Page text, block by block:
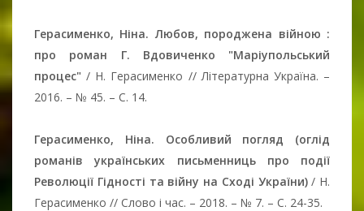
Герасименко, Ніна. Любов, породжена війною :
про роман Г. Вдовиченко "Маріупольський
процес" / Н. Герасименко // Літературна Україна. –
2016. – № 45. – C. 14.
Герасименко, Ніна. Особливий погляд (оглід
романів українських письменниць про події
Революції Гідності та війну на Сході України)/ Н.
Герасименко // Слово і час. – 2018. – № 7. – C. 24-35.